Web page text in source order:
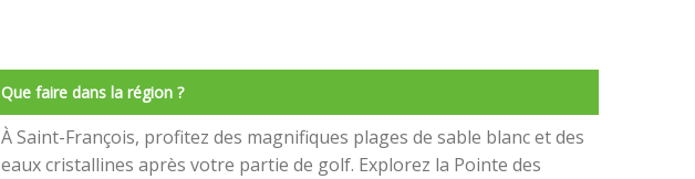
Que faire dans la région ?
À Saint-François, profitez des magnifiques plages de sable blanc et des
eaux cristallines après votre partie de golf. Explorez la Pointe des